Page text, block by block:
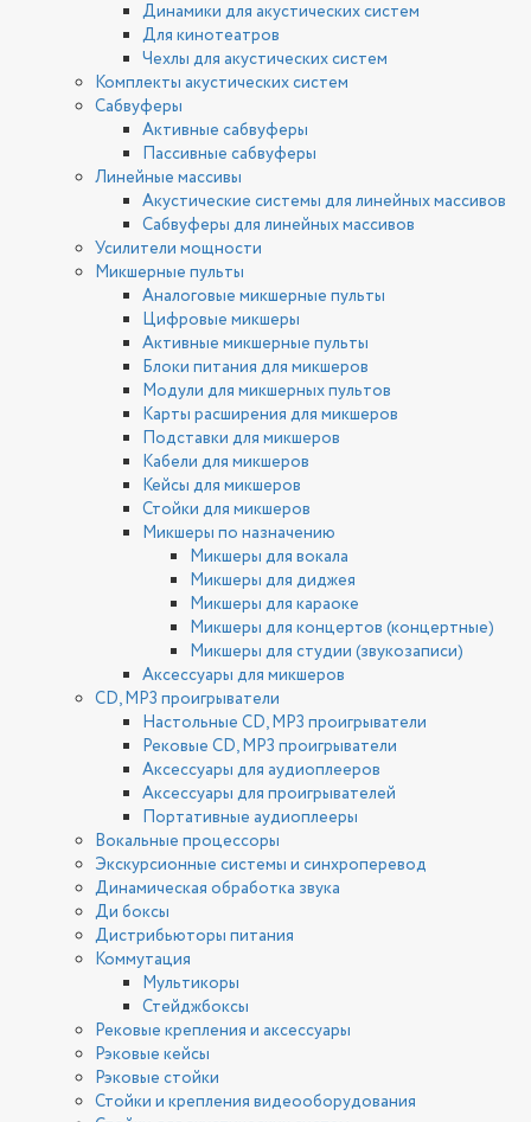
Динамики для акустических систем
Для кинотеатров
Чехлы для акустических систем
Комплекты акустических систем
Сабвуферы
Активные сабвуферы
Пассивные сабвуферы
Линейные массивы
Акустические системы для линейных массивов
Сабвуферы для линейных массивов
Усилители мощности
Микшерные пульты
Аналоговые микшерные пульты
Цифровые микшеры
Активные микшерные пульты
Блоки питания для микшеров
Модули для микшерных пультов
Карты расширения для микшеров
Подставки для микшеров
Кабели для микшеров
Кейсы для микшеров
Стойки для микшеров
Микшеры по назначению
Микшеры для вокала
Микшеры для диджея
Микшеры для караоке
Микшеры для концертов (концертные)
Микшеры для студии (звукозаписи)
Аксессуары для микшеров
CD, MP3 проигрыватели
Настольные CD, MP3 проигрыватели
Рековые CD, MP3 проигрыватели
Аксессуары для аудиоплееров
Аксессуары для проигрывателей
Портативные аудиоплееры
Вокальные процессоры
Экскурсионные системы и синхроперевод
Динамическая обработка звука
Ди боксы
Дистрибьюторы питания
Коммутация
Мультикоры
Стейджбоксы
Рековые крепления и аксессуары
Рэковые кейсы
Рэковые стойки
Стойки и крепления видеооборудования